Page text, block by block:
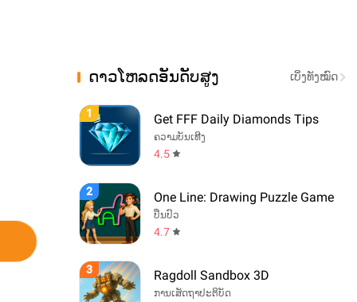
ດາວໂຫລດອັນດັບສູງ ເບິ່ງທັງໝົດ
1 Get FFF Daily Diamonds Tips
ຄວາມບັນເທີງ
4.5
2 One Line: Drawing Puzzle Game
ປິ່ນປົວ
4.7
3 Ragdoll Sandbox 3D
ການເສັດຖາປະຕິບັດ